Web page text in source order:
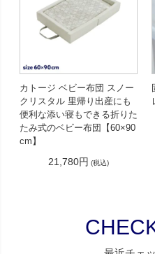
カトージ ベビー布団 スノー
クリスタル 里帰り出産にも
便利な添い寝もできる折りた
たみ式のベビー布団【60×90
cm】
21,780円 (税込)